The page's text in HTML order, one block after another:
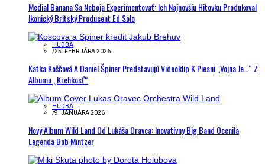
Medial Banana Sa Neboja Experimentovať: Ich Najnovšiu Hitovku Produkoval
Ikonický Britský Producent Ed Solo
HUDBA
/25. FEBRUÁRA 2026
Katka Koščová A Daniel Špiner Predstavujú Videoklip K Piesni „Vojna Je…“ Z
Albumu „Krehkosť“
HUDBA
/9. JANUÁRA 2026
Nový Album Wild Land Od Lukáša Oravca: Inovatívny Big Band Ocenila
Legenda Bob Mintzer